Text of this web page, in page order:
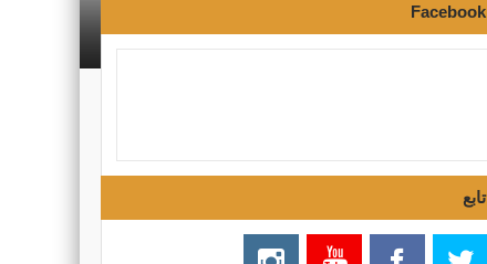
Facebook
تابع